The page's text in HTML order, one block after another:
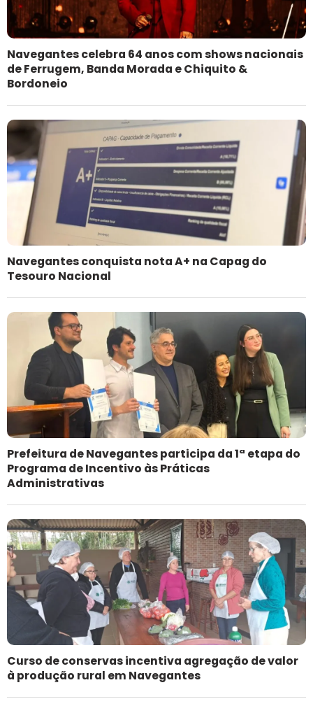
Navegantes celebra 64 anos com shows nacionais
de Ferrugem, Banda Morada e Chiquito &
Bordoneio
Navegantes conquista nota A+ na Capag do
Tesouro Nacional
Prefeitura de Navegantes participa da 1ª etapa do
Programa de Incentivo às Práticas
Administrativas
Curso de conservas incentiva agregação de valor
à produção rural em Navegantes